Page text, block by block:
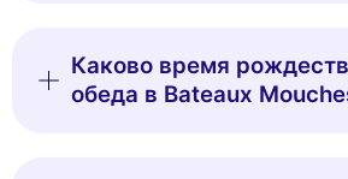
Каково время
обеда в Bateaux